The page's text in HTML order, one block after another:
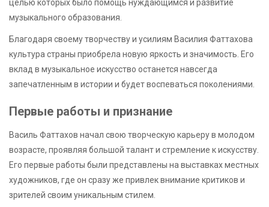
целью которых было помощь нуждающимся и развитие
музыкального образования.
Благодаря своему творчеству и усилиям Василия Фаттахова
культура страны приобрела новую яркость и значимость. Его
вклад в музыкальное искусство останется навсегда
запечатленным в истории и будет воспеваться поколениями.
Первые работы и признание
Василь Фаттахов начал свою творческую карьеру в молодом
возрасте, проявляя большой талант и стремление к искусству.
Его первые работы были представлены на выставках местных
художников, где он сразу же привлек внимание критиков и
зрителей своим уникальным стилем.